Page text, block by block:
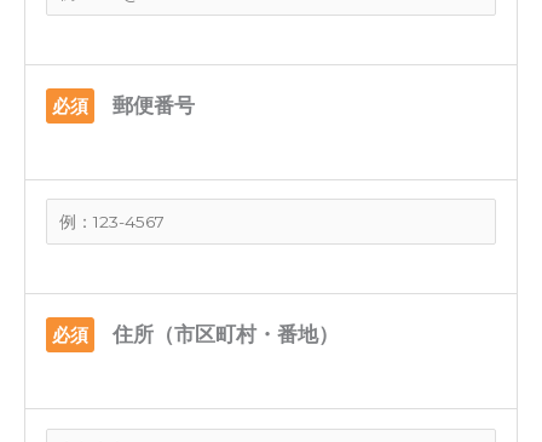
必須 郵便番号
必須 住所（市区町村・番地）